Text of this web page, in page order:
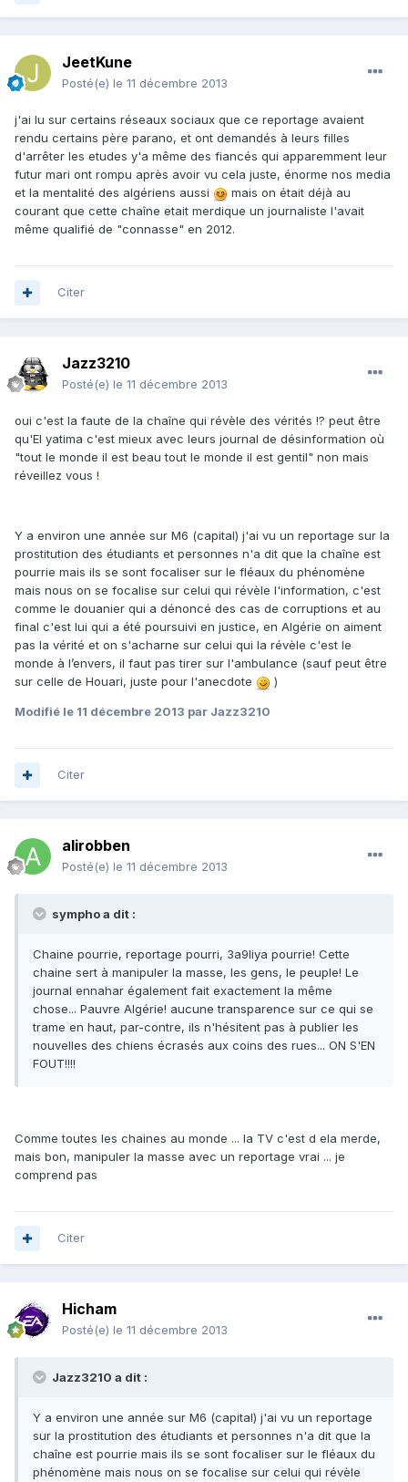
JeetKune
Posté(e) le 11 décembre 2013
j'ai lu sur certains réseaux sociaux que ce reportage avaient
rendu certains père parano, et ont demandés à leurs filles
d'arrêter les etudes y'a même des fiancés qui apparemment leur
futur mari ont rompu après avoir vu cela juste, énorme nos media
et la mentalité des algériens aussi
mais on était déjà au
courant que cette chaîne etait merdique un journaliste l'avait
même qualifié de "connasse" en 2012.
Citer
Jazz3210
Posté(e) le 11 décembre 2013
oui c'est la faute de la chaîne qui révèle des vérités !? peut être
qu'El yatima c'est mieux avec leurs journal de désinformation où
"tout le monde il est beau tout le monde il est gentil" non mais
réveillez vous !
Y a environ une année sur M6 (capital) j'ai vu un reportage sur la
prostitution des étudiants et personnes n'a dit que la chaîne est
pourrie mais ils se sont focaliser sur le fléaux du phénomène
mais nous on se focalise sur celui qui révèle l'information, c'est
comme le douanier qui a dénoncé des cas de corruptions et au
final c'est lui qui a été poursuivi en justice, en Algérie on aiment
pas la vérité et on s'acharne sur celui qui la révèle c'est le
monde à l’envers, il faut pas tirer sur l'ambulance (sauf peut être
sur celle de Houari, juste pour l'anecdote
)
Modifié le 11 décembre 2013 par Jazz3210
Citer
alirobben
Posté(e) le 11 décembre 2013
sympho a dit :
Chaine pourrie, reportage pourri, 3a9liya pourrie! Cette
chaine sert à manipuler la masse, les gens, le peuple! Le
journal ennahar également fait exactement la même
chose... Pauvre Algérie! aucune transparence sur ce qui se
trame en haut, par-contre, ils n'hésitent pas à publier les
nouvelles des chiens écrasés aux coins des rues... ON S'EN
FOUT!!!!
Comme toutes les chaines au monde ... la TV c'est d ela merde,
mais bon, manipuler la masse avec un reportage vrai ... je
comprend pas
Citer
Hicham
Posté(e) le 11 décembre 2013
Jazz3210 a dit :
Y a environ une année sur M6 (capital) j'ai vu un reportage
sur la prostitution des étudiants et personnes n'a dit que la
chaîne est pourrie mais ils se sont focaliser sur le fléaux du
phénomène mais nous on se focalise sur celui qui révèle